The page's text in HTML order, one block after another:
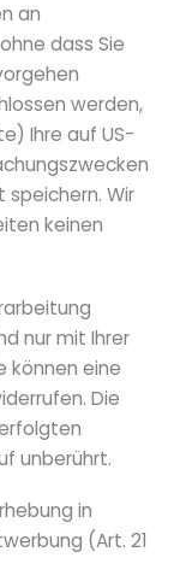
an
dass Sie
werden,
Ihre auf US-
Wir
keinen
nur mit Ihrer
können eine
Die
unberührt.
in
(Art. 21